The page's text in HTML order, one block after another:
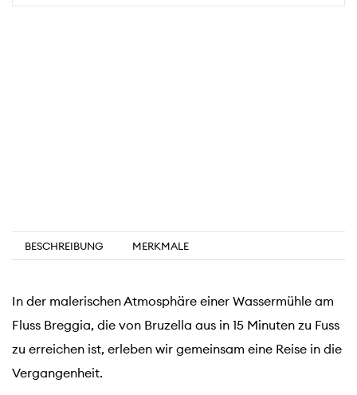
BESCHREIBUNG MERKMALE
In der malerischen Atmosphäre einer Wassermühle am
Fluss Breggia, die von Bruzella aus in 15 Minuten zu Fuss
zu erreichen ist, erleben wir gemeinsam eine Reise in die
Vergangenheit.